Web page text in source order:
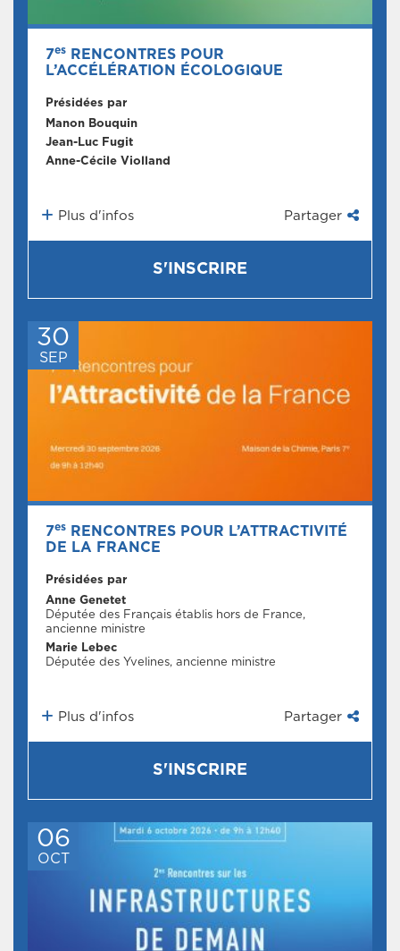
7es
RENCONTRES POUR
L’ACCÉLÉRATION ÉCOLOGIQUE
Présidées par
Manon Bouquin
Jean-Luc Fugit
Anne-Cécile Violland
Plus d'infos Partager
S'INSCRIRE
30
SEP
7es
RENCONTRES POUR L’ATTRACTIVITÉ
DE LA FRANCE
Présidées par
Anne Genetet
Députée des Français établis hors de France,
ancienne ministre
Marie Lebec
Députée des Yvelines, ancienne ministre
Plus d'infos Partager
S'INSCRIRE
06
OCT